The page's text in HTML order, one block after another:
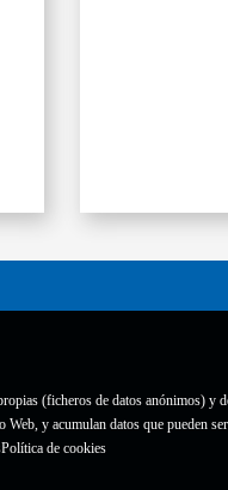
(ficheros de datos anónimos) y
y acumulan datos que pueden
Política de cookies